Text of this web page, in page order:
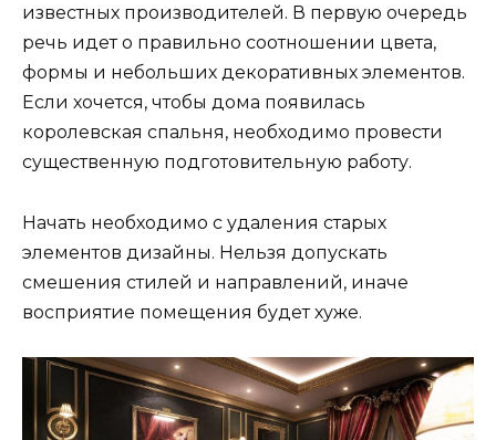
известных производителей. В первую очередь
речь идет о правильно соотношении цвета,
формы и небольших декоративных элементов.
Если хочется, чтобы дома появилась
королевская спальня, необходимо провести
существенную подготовительную работу.
Начать необходимо с удаления старых
элементов дизайны. Нельзя допускать
смешения стилей и направлений, иначе
восприятие помещения будет хуже.